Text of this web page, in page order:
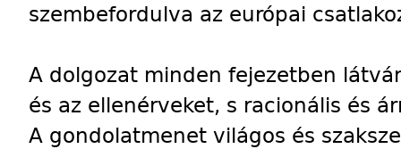
szembefordulva az európai
A dolgozat minden fejezetben
és az ellenérveket, s racionális és
A gondolatmenet világos és